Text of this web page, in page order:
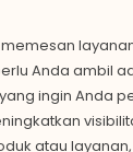
Anda ambil
ingin Anda
atau